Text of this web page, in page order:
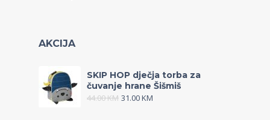
AKCIJA
SKIP HOP dječja torba za
čuvanje hrane Šišmiš
44.00KM 31.00KM